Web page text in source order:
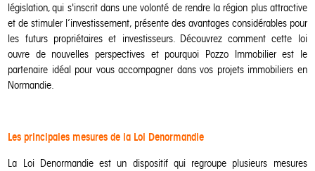
législation, qui s'inscrit dans une volonté de rendre la région plus attractive
et de stimuler l’investissement, présente des avantages considérables pour
les futurs propriétaires et investisseurs. Découvrez comment cette loi
ouvre de nouvelles perspectives et pourquoi Pozzo Immobilier est le
partenaire idéal pour vous accompagner dans vos projets immobiliers en
Normandie.
Les principales mesures de la Loi Denormandie
La Loi Denormandie est un dispositif qui regroupe plusieurs mesures